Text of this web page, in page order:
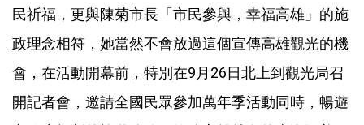
民祈福，更與陳菊市長「市民參與，幸福高雄」的施
政理念相符，她當然不會放過這個宣傳高雄觀光的機
會，在活動開幕前，特別在9月26日北上到觀光局召
開記者會，邀請全國民眾參加萬年季活動同時，暢遊